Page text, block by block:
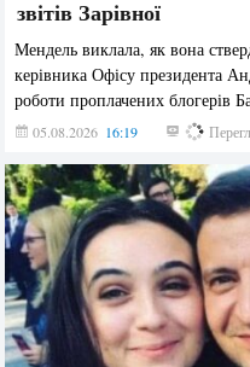
звітів Зарівної
Мендель виклала, як вона
керівника Офісу президента
роботи проплачених блогерів
05.08.2026 16:19 249